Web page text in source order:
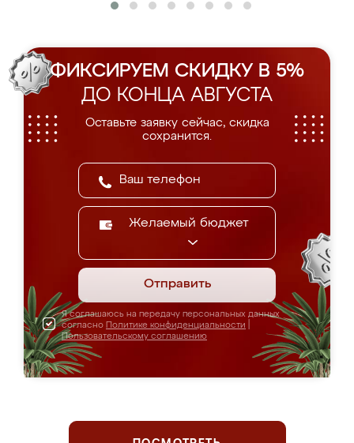
ФИКСИРУЕМ СКИДКУ В 5%
ДО КОНЦА АВГУСТА
Оставьте заявку сейчас, скидка
сохранится.
Желаемый бюджет
Отправить
Я соглашаюсь на передачу персональных данных
согласно Политике конфиденциальности
Пользовательскому соглашению